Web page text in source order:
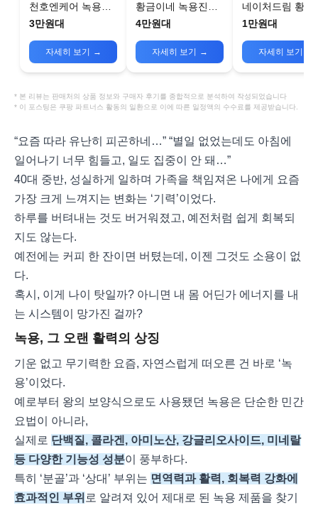
천호엔케어 녹용기
력진
3만원대
자세히 보기 →
황금이네 녹용진액
30p
4만원대
자세히 보기 →
네이처드림 황제
녹용진, 2.4L, 1개
1만원대
자세히 보기
* 본 리뷰는 판매처의 상품 정보와 구매자 후기를 종합적으로 분석하여 작성되었습니다
* 이 포스팅은 쿠팡 파트너스 활동의 일환으로 이에 따른 일정액의 수수료를 제공받습니다.
“요즘 따라 유난히 피곤하네…” “별일 없었는데도 아침에
일어나기 너무 힘들고, 일도 집중이 안 돼…”
40대 중반, 성실하게 일하며 가족을 책임져온 나에게 요즘
가장 크게 느껴지는 변화는 ‘기력’이었다.
하루를 버텨내는 것도 버거워졌고, 예전처럼 쉽게 회복되
지도 않는다.
예전에는 커피 한 잔이면 버텼는데, 이젠 그것도 소용이 없
다.
혹시, 이게 나이 탓일까? 아니면 내 몸 어딘가 에너지를 내
는 시스템이 망가진 걸까?
녹용, 그 오랜 활력의 상징
기운 없고 무기력한 요즘, 자연스럽게 떠오른 건 바로 ‘녹
용’이었다.
예로부터 왕의 보양식으로도 사용됐던 녹용은 단순한 민간
요법이 아니라,
실제로 단백질, 콜라겐, 아미노산, 강글리오사이드, 미네랄
등 다양한 기능성 성분이 풍부하다.
특히 ‘분골’과 ‘상대’ 부위는 면역력과 활력, 회복력 강화에
효과적인 부위 로 알려져 있어 제대로 된 녹용 제품을 찾기